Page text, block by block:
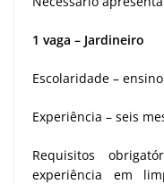
1 vaga – Jardineiro
Escolaridade –
Experiência – seis
Requisitos
experiência em